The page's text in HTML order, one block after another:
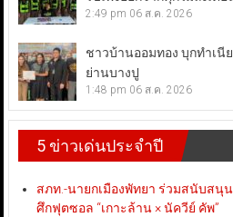
2:49 pm 06 ส.ค. 2026
ชาวบ้านออมทอง บุกทำเนี
ย่านบางปู
1:48 pm 06 ส.ค. 2026
5 ข่าวเด่นประจำปี
สภท.-นายกเมืองพัทยา ร่วมสนับสนุ
ศึกฟุตซอล “เกาะล้าน × นัควีย์ คัพ”